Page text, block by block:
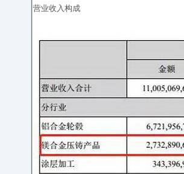
营业收入构成